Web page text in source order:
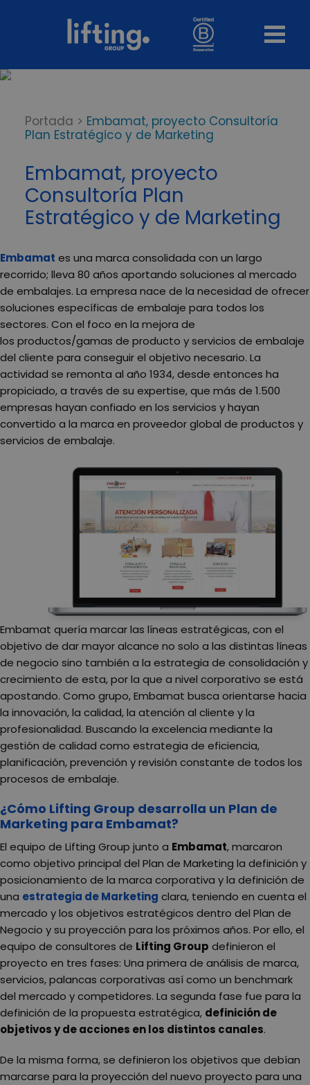
Portada > Embamat, proyecto Consultoría
Plan Estratégico y de Marketing
Embamat, proyecto
Consultoría Plan
Estratégico y de Marketing
Embamat es una marca consolidada con un largo
recorrido; lleva 80 años aportando soluciones al mercado
de embalajes. La empresa nace de la necesidad de ofrecer
soluciones específicas de embalaje para todos los
sectores. Con el foco en la mejora de
los productos/gamas de producto y servicios de embalaje
del cliente para conseguir el objetivo necesario. La
actividad se remonta al año 1934, desde entonces ha
propiciado, a través de su expertise, que más de 1.500
empresas hayan confiado en los servicios y hayan
convertido a la marca en proveedor global de productos y
servicios de embalaje.
Embamat quería marcar las líneas estratégicas, con el
objetivo de dar mayor alcance no solo a las distintas líneas
de negocio sino también a la estrategia de consolidación y
crecimiento de esta, por la que a nivel corporativo se está
apostando. Como grupo, Embamat busca orientarse hacia
la innovación, la calidad, la atención al cliente y la
profesionalidad. Buscando la excelencia mediante la
gestión de calidad como estrategia de eficiencia,
planificación, prevención y revisión constante de todos los
procesos de embalaje.
¿Cómo Lifting Group desarrolla un Plan de
Marketing para Embamat?
El equipo de Lifting Group junto a Embamat, marcaron
como objetivo principal del Plan de Marketing la definición y
posicionamiento de la marca corporativa y la definición de
una estrategia deMarketing clara, teniendo en cuenta el
mercado y los objetivos estratégicos dentro del Plan de
Negocio y su proyección para los próximos años. Por ello, el
equipo de consultores de Lifting Group definieron el
proyecto en tres fases: Una primera de análisis de marca,
servicios, palancas corporativas así como un benchmark
del mercado y competidores. La segunda fase fue para la
definición de la propuesta estratégica, definición de
objetivos y de acciones en los distintos canales.
De la misma forma, se definieron los objetivos que debían
marcarse para la proyección del nuevo proyecto para una